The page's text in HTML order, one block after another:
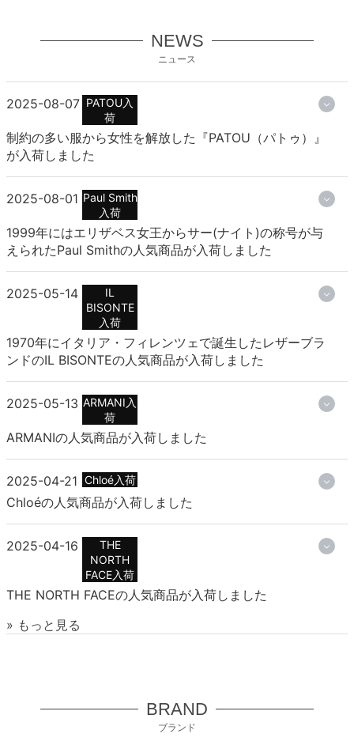
NEWS
ニュース
2025-08-07 PATOU入
荷
制約の多い服から女性を解放した『PATOU（パトゥ）』
が入荷しました
2025-08-01 Paul Smith
入荷
1999年にはエリザベス女王からサー(ナイト)の称号が与
えられたPaul Smithの人気商品が入荷しました
2025-05-14
IL
BISONTE
入荷
1970年にイタリア・フィレンツェで誕生したレザーブラ
ンドのIL BISONTEの人気商品が入荷しました
2025-05-13 ARMANI入
荷
ARMANIの人気商品が入荷しました
2025-04-21 Chloé入荷
Chloéの人気商品が入荷しました
2025-04-16
THE
NORTH
FACE入荷
THE NORTH FACEの人気商品が入荷しました
» もっと見る
BRAND
ブランド